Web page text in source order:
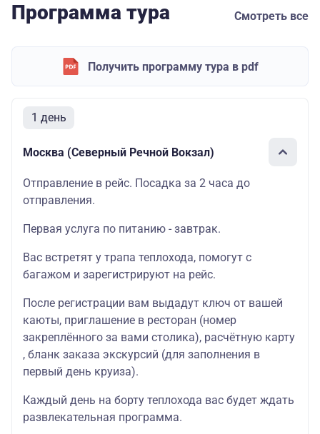
Программа тура Смотреть все
Получить программу тура в pdf
1 день
Москва (Северный Речной Вокзал)
Отправление в рейс. Посадка за 2 часа до
отправления.
Первая услуга по питанию - завтрак.
Вас встретят у трапа теплохода, помогут с
багажом и зарегистрируют на рейс.
После регистрации вам выдадут ключ от вашей
каюты, приглашение в ресторан (номер
закреплённого за вами столика), расчётную карту
, бланк заказа экскурсий (для заполнения в
первый день круиза).
Каждый день на борту теплохода вас будет ждать
развлекательная программа.